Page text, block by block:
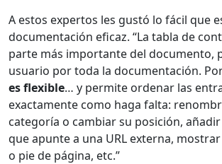
A estos expertos les gustó lo fácil que
documentación eficaz. “La tabla de
parte más importante del documento,
usuario por toda la documentación.
es flexible… y permite ordenar las
exactamente como haga falta:
categoría o cambiar su posición,
que apunte a una URL externa,
o pie de página, etc.”